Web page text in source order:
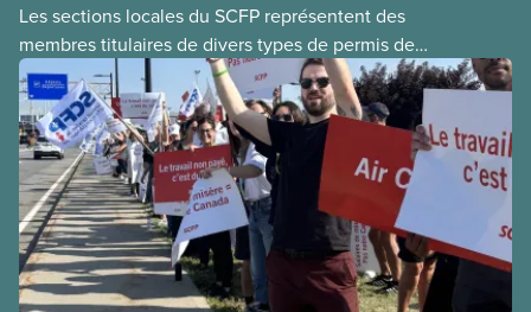
Les sections locales du SCFP représentent des
membres titulaires de divers types de permis de
travail temporaires, incluant les permis pour
travailleuses et travailleurs étrangers temporaires,
les permis d’études et les permis de
travail postdiplôme.